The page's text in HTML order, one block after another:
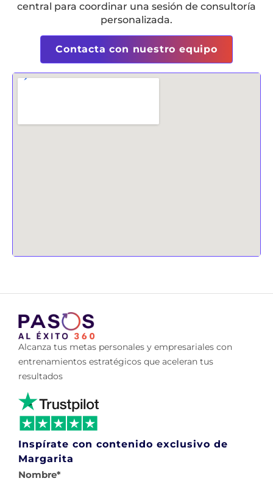
central para coordinar una sesión de consultoría
personalizada.
Contacta con nuestro equipo
Alcanza tus metas personales y empresariales con
entrenamientos estratégicos que aceleran tus
resultados
Inspírate con contenido exclusivo de
Margarita
Nombre*